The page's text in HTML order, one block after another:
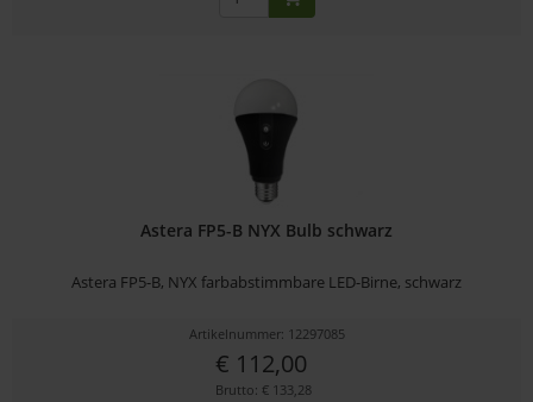
Astera FP5-B NYX Bulb schwarz
Astera FP5-B, NYX farbabstimmbare LED-Birne, schwarz
Artikelnummer: 12297085
€ 112,00
Brutto: € 133,28